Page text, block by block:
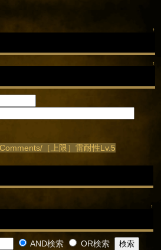
↑
↑
Comments/［上限］雷耐性Lv.5
↑
AND検索 OR検索